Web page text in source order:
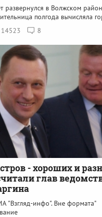
развернулся в Волжском
полгода вычисляла
14523 8
- хороших и
глав
"Взгляд-инфо". Вне формата"